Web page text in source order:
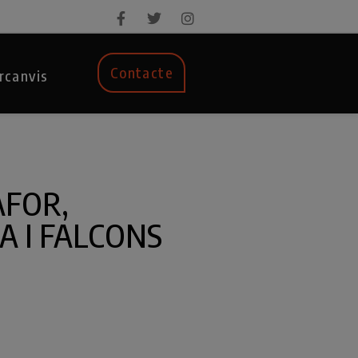
Contacte
I FALCONS